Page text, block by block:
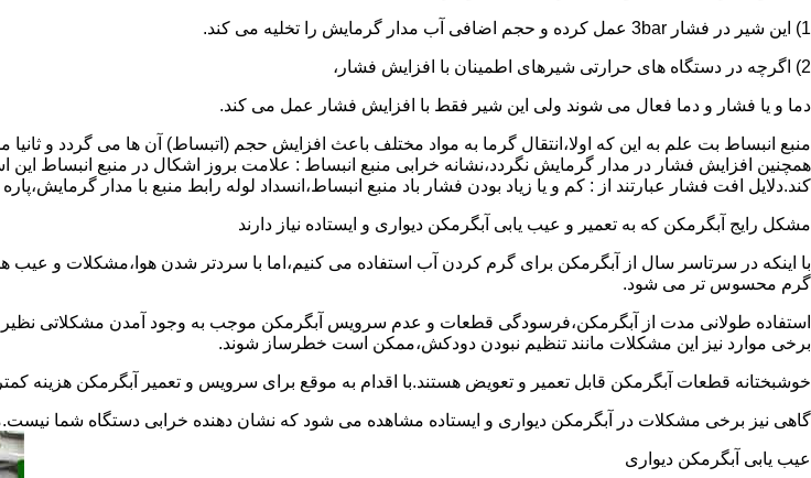
1) این شیر در فشار 3bar عمل کرده و حجم اضافی آب مدار گرمایش را تخلیه می کند.
2) اگرچه در دستگاه های حرارتی شیرهای اطمینان با افزایش فشار،
دما و یا فشار و دما فعال می شوند ولی این شیر فقط با افزایش فشار عمل می کند.
منبع انبساط بت علم به این که اولا،انتقال گرما به مواد مختلف باعث افزایش حجم (اتبساط) آن ها می گردد و
همچنین افزایش فشار در مدار گرمایش نگردد،نشانه خرابی منبع انبساط : علامت بروز اشکال در منبع انبساط
کند.دلایل افت فشار عبارتند از : کم و یا زیاد بودن فشار باد منبع انبساط،انسداد لوله رابط منبع با مدار
مشکل رایج آبگرمکن که به تعمیر و عیب یابی آبگرمکن دیواری و ایستاده نیاز دارند
با اینکه در سرتاسر سال از آبگرمکن برای گرم کردن آب استفاده می کنیم،اما با سردتر شدن هوا،مشکلات و
گرم محسوس تر می شود.
استفاده طولانی مدت از آبگرمکن،فرسودگی قطعات و عدم سرویس آبگرمکن موجب به وجود آمدن مشکلاتی
برخی موارد نیز این مشکلات مانند تنظیم نبودن دودکش،ممکن است خطرساز شوند.
خوشبختانه قطعات آبگرمکن قابل تعمیر و تعویض هستند.با اقدام به موقع برای سرویس و تعمیر آبگرمکن هزینه
گاهی نیز برخی مشکلات در آبگرمکن دیواری و ایستاده مشاهده می شود که نشان دهنده خرابی دستگاه شما
عیب یابی آبگرمکن دیواری